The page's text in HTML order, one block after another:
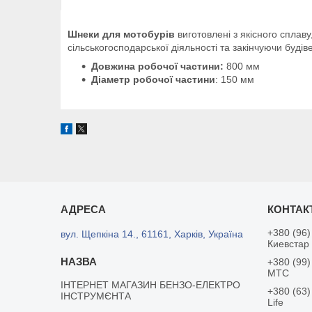
Шнеки для мотобурів виготовлені з якісного
сільськогосподарської діяльності та закінчуючи
Довжина робочої частини: 800 мм
Діаметр робочої частини: 150 мм
вул. Щепкіна 14., 61161, Харків, Україна
ІНТЕРНЕТ МАГАЗИН БЕНЗО-ЕЛЕКТРО
ІНСТРУМЄНТА
+380
Киевстар
+380
MTC
+380
Life